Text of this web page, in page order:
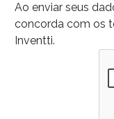
Ao enviar seus
concorda com os
Inventti.